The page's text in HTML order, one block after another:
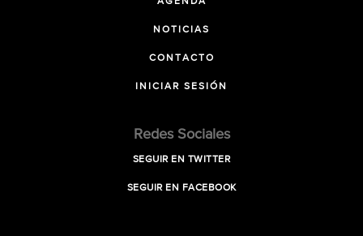
NOTICIAS
CONTACTO
INICIAR SESIÓN
Redes Sociales
SEGUIR EN TWITTER
SEGUIR EN FACEBOOK